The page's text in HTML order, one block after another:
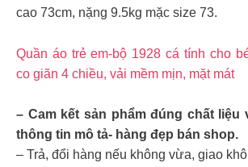
cao 73cm, nặng 9.5kg mặc size 73.
Quần áo trẻ em-bộ 1928 cá tính cho
co giãn 4 chiều, vải mềm mịn, mặt mát
– Cam kết sản phẩm đúng chất liệu
thông tin mô tả- hàng đẹp bán shop.
– Trả, đổi hàng nếu không vừa, giao